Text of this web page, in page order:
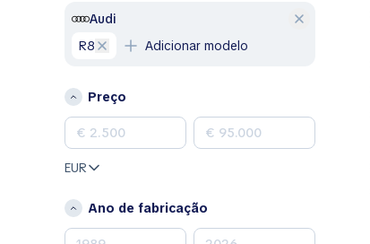
GMC
Honda
Land Rover
Mercedes-Benz
MINI
Audi
R8
Adicionar modelo
Preço
EUR
Ano de fabricação